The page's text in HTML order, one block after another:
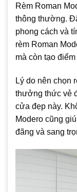
Rèm Roman
thông thường.
phong cách và
rèm Roman
mà còn tạo
Lý do nên chọn
thưởng thức vẻ
cửa đẹp này.
Modero cũng
đãng và sang